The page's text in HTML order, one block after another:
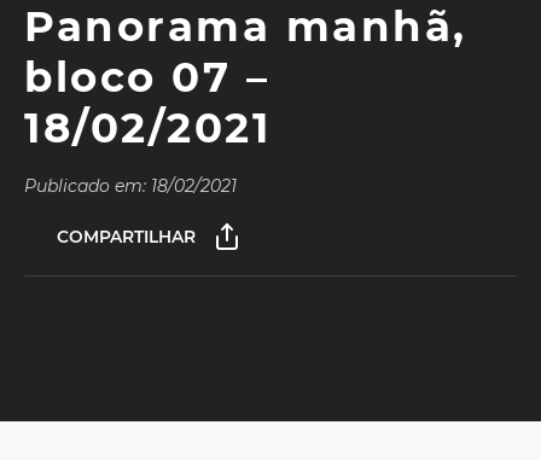
Panorama manhã,
bloco 07 –
18/02/2021
Publicado em: 18/02/2021
COMPARTILHAR